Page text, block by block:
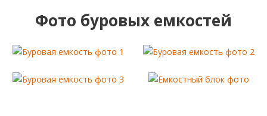
Фото буровых емкостей